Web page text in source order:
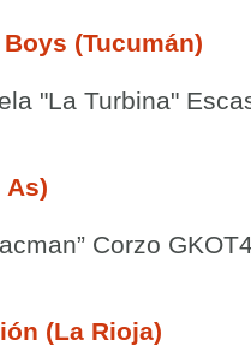
(Tucumán)
"La Turbina"
As)
Corzo
(La Rioja)